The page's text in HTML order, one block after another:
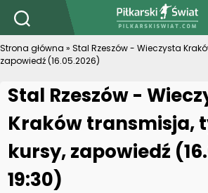
Strona główna » Stal Rzeszów - Wieczysta
zapowiedź (16.05.2026)
Stal Rzeszów -
Kraków transmisja,
kursy, zapowiedź
19:30)